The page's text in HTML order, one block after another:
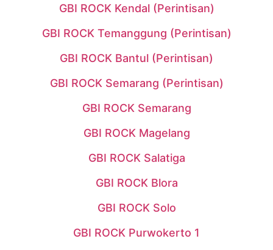
GBI ROCK Kendal (Perintisan)
GBI ROCK Temanggung (Perintisan)
GBI ROCK Bantul (Perintisan)
GBI ROCK Semarang (Perintisan)
GBI ROCK Semarang
GBI ROCK Magelang
GBI ROCK Salatiga
GBI ROCK Blora
GBI ROCK Solo
GBI ROCK Purwokerto 1